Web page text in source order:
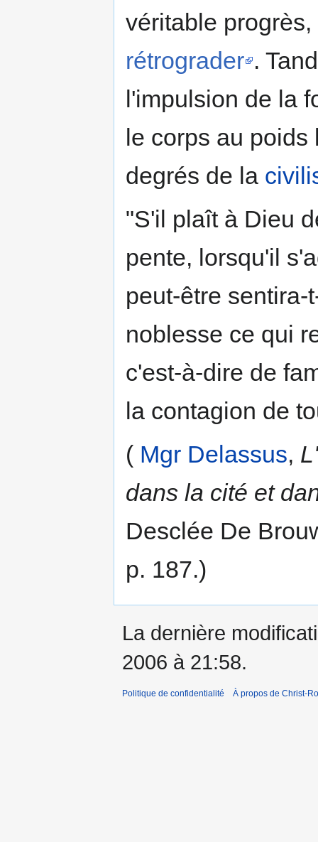
véritable progrès,
rétrograder .
l'impulsion de la
le corps au
degrés de la
"S'il plaît à Dieu
pente, lorsqu'il
peut-être
noblesse ce qui
c'est-à-dire de
la contagion de
( Mgr Delassus,
dans la cité et
Desclée De
p. 187.)
La dernière
2006 à 21:58.
Politique de confidentialité À propos de Christ-